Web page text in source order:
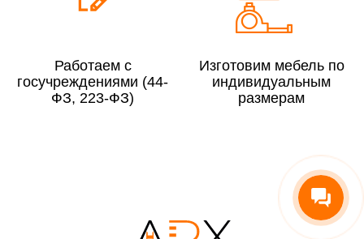
По Москве
10%
По Московской области
Работаем с
госучреждениями (44-
ФЗ, 223-ФЗ)
Изготовим мебель по
индивидуальным
размерам